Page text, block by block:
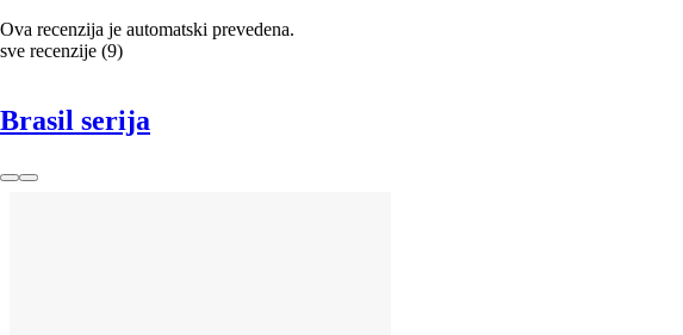
Ova recenzija je automatski prevedena.
sve recenzije (9)
Brasil serija